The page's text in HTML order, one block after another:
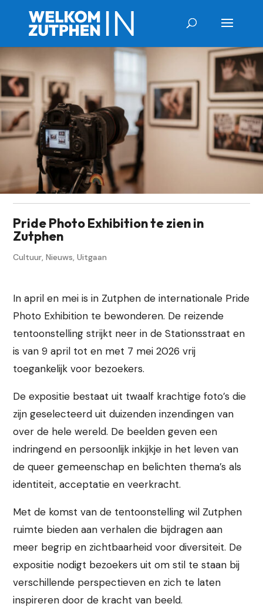
Pride Photo Exhibition te zien in
Zutphen
Cultuur,Nieuws,Uitgaan
In april en mei is in Zutphen de internationale Pride
Photo Exhibition te bewonderen. De reizende
tentoonstelling strijkt neer in de Stationsstraat en
is van 9 april tot en met 7 mei 2026 vrij
toegankelijk voor bezoekers.
De expositie bestaat uit twaalf krachtige foto’s die
zijn geselecteerd uit duizenden inzendingen van
over de hele wereld. De beelden geven een
indringend en persoonlijk inkijkje in het leven van
de queer gemeenschap en belichten thema’s als
identiteit, acceptatie en veerkracht.
Met de komst van de tentoonstelling wil Zutphen
ruimte bieden aan verhalen die bijdragen aan
meer begrip en zichtbaarheid voor diversiteit. De
expositie nodigt bezoekers uit om stil te staan bij
verschillende perspectieven en zich te laten
inspireren door de kracht van beeld.